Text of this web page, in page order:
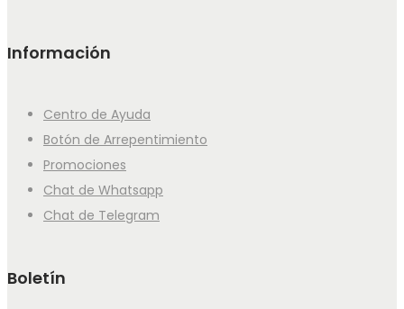
Información
Centro de Ayuda
Botón de Arrepentimiento
Promociones
Chat de Whatsapp
Chat de Telegram
Boletín